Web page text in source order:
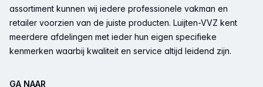
assortiment kunnen wij iedere professionele vakman en
retailer voorzien van de juiste producten. Luijten-VVZ kent
meerdere afdelingen met ieder hun eigen specifieke
kenmerken waarbij kwaliteit en service altijd leidend zijn.
GA NAAR